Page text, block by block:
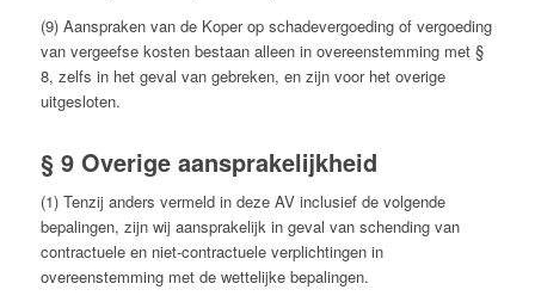
(9) Aanspraken van de Koper op schadevergoeding of vergoeding
van vergeefse kosten bestaan alleen in overeenstemming met §
8, zelfs in het geval van gebreken, en zijn voor het overige
uitgesloten.
§ 9 Overige aansprakelijkheid
(1) Tenzij anders vermeld in deze AV inclusief de volgende
bepalingen, zijn wij aansprakelijk in geval van schending van
contractuele en niet-contractuele verplichtingen in
overeenstemming met de wettelijke bepalingen.